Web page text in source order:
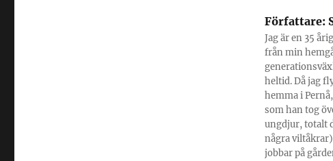
Författare:
Jag är en 35
från min
heltid. Då jag
hemma i
som han tog
ungdjur, totalt
några
jobbar på